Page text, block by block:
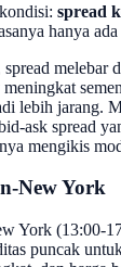
spread
hanya
melebar
lebih jarang.
ask spread
mengikis
New York
York (13:00-
puncak